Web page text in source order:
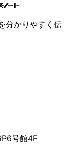
分かりやすく伝
号館4F